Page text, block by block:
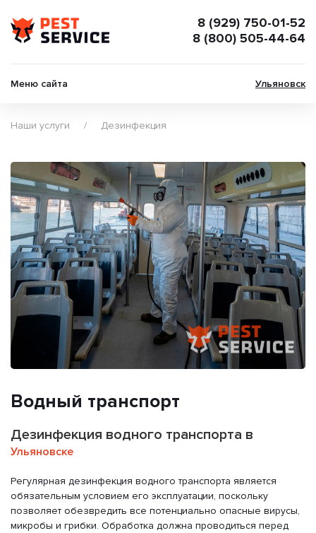
8 (929) 750-01-52
8 (800) 505-44-64
Меню сайта Ульяновск
Наши услуги Дезинфекция
Водный транспорт
Дезинфекция водного транспорта в
Ульяновске
Регулярная дезинфекция водного транспорта является
обязательным условием его эксплуатации, поскольку
позволяет обезвредить все потенциально опасные вирусы,
микробы и грибки. Обработка должна проводиться перед